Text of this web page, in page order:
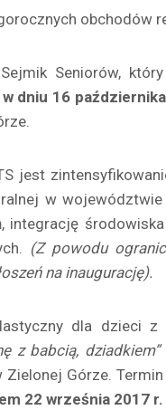
obchodów
Seniorów,
w dniu 16
jest
w
integrację
(Z powodu
na inaugurację).
dla dzieci z
z babcią, dziadkiem”
Zielonej Górze.
22 września 2017 r.